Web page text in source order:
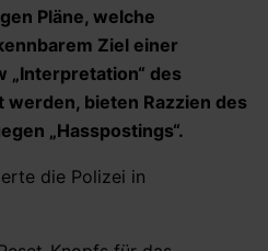
Pläne, welche
Ziel einer
des
bieten Razzien des
„Hasspostings“.
die Polizei in